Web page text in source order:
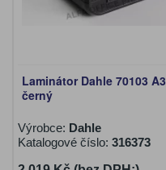
Laminátor Dahle 70103 A3
černý
Výrobce: Dahle
Katalogové číslo: 316373